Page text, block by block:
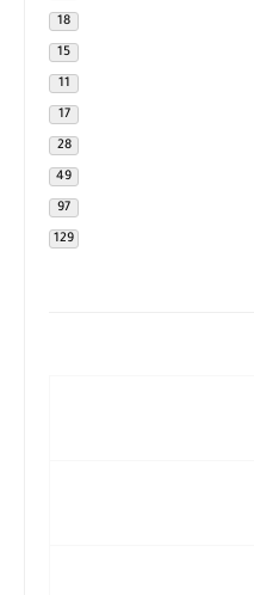
18
15
11
17
28
49
97
129